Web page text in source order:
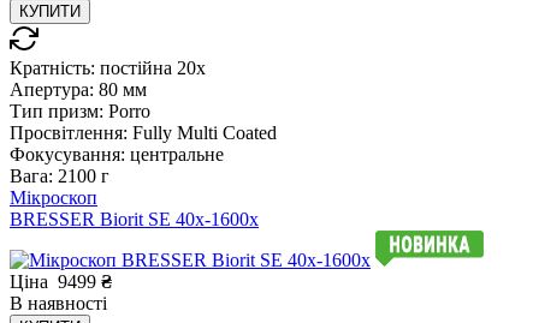
КУПИТИ
Кратність: постійна 20x
Апертура: 80 мм
Тип призм: Porro
Просвітлення: Fully Multi Coated
Фокусування: центральне
Вага: 2100 г
Мікроскоп
BRESSER Biorit SE 40x-1600x
Ціна 9499 ₴
В наявності